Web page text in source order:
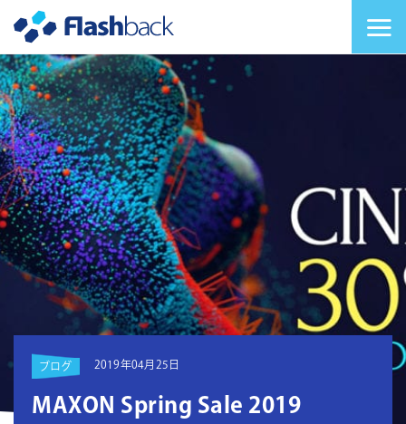
ブログ 2019年04月25日
MAXON Spring Sale 2019